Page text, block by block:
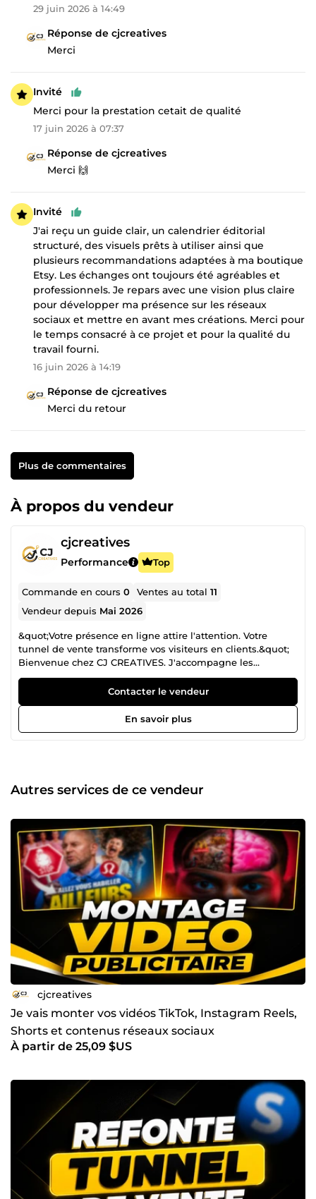
29 juin 2026 à 14:49
Réponse de cjcreatives
Merci
Invité
Merci pour la prestation cetait de qualité
17 juin 2026 à 07:37
Réponse de cjcreatives
Merci 🙌
Invité
J'ai reçu un guide clair, un calendrier éditorial
structuré, des visuels prêts à utiliser ainsi que
plusieurs recommandations adaptées à ma boutique
Etsy. Les échanges ont toujours été agréables et
professionnels. Je repars avec une vision plus claire
pour développer ma présence sur les réseaux
sociaux et mettre en avant mes créations. Merci pour
le temps consacré à ce projet et pour la qualité du
travail fourni.
16 juin 2026 à 14:19
Réponse de cjcreatives
Merci du retour
Plus de commentaires
À propos du vendeur
cjcreatives
Performance Top
Commande en cours0 Ventes au total11
Vendeur depuis Mai 2026
&quot;Votre présence en ligne attire l'attention. Votre
tunnel de vente transforme vos visiteurs en clients.&quot;
Bienvenue chez CJ CREATIVES. J'accompagne les
entrepreneurs, indépendants, coachs, formateurs et
entreprises dans la création de tunnels de vente
performants sur Systeme.io, de landing pages
professionnelles, de pages de vente, d'automatisations
marketing et de contenus visuels à fort impact. Mon
sur mesure afin de renforcer votre image de marque,
améliorer l'expérience de vos visiteurs et maximiser vos
Contacter le vendeur
En savoir plus
Autres services de ce vendeur
cjcreatives
Je vais monter vos vidéos TikTok, Instagram Reels,
Shorts et contenus réseaux sociaux
À partir de 25,09 $US